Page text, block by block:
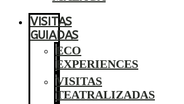
VISITAS
GUIADAS
ECO
EXPERIENCES
VISITAS
TEATRALIZADAS